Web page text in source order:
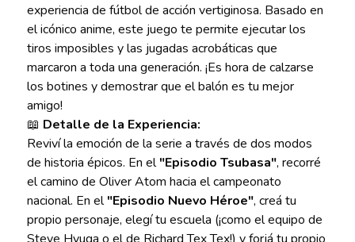
experiencia de fútbol de acción vertiginosa. Basado en
el icónico anime, este juego te permite ejecutar los
tiros imposibles y las jugadas acrobáticas que
marcaron a toda una generación. ¡Es hora de calzarse
los botines y demostrar que el balón es tu mejor
amigo!
📖 Detalle de la Experiencia:
Reviví la emoción de la serie a través de dos modos
de historia épicos. En el"Episodio Tsubasa", recorré
el camino de Oliver Atom hacia el campeonato
nacional. En el"Episodio Nuevo Héroe", creá tu
propio personaje, elegí tu escuela (¡como el equipo de